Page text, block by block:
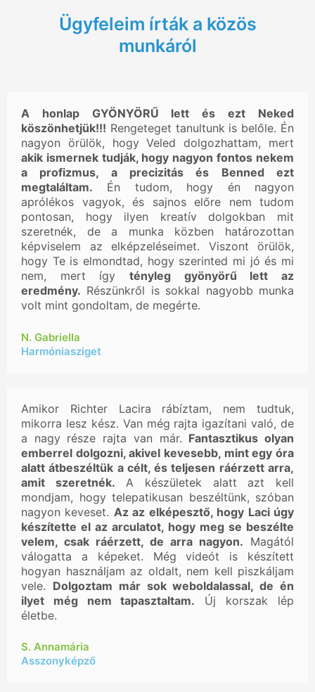
Ügyfeleim írták a közös
munkáról
A honlap GYÖNYÖRŰ lett és ezt Neked
köszönhetjük!!! Rengeteget tanultunk is belőle. Én
nagyon örülök, hogy Veled dolgozhattam, mert
akik ismernek tudják, hogy nagyon fontos nekem
a profizmus, a precizitás és Benned ezt
megtaláltam. Én tudom, hogy én nagyon
aprólékos vagyok, és sajnos előre nem tudom
pontosan, hogy ilyen kreatív dolgokban mit
szeretnék, de a munka közben határozottan
képviselem az elképzeléseimet. Viszont örülök,
hogy Te is elmondtad, hogy szerinted mi jó és mi
nem, mert így tényleg gyönyörű lett az
eredmény. Részünkről is sokkal nagyobb munka
volt mint gondoltam, de megérte.
N. Gabriella
Harmóniasziget
Amikor Richter Lacira rábíztam, nem tudtuk,
mikorra lesz kész. Van még rajta igazítani való, de
a nagy része rajta van már. Fantasztikus olyan
emberrel dolgozni, akivel kevesebb, mint egy óra
alatt átbeszéltük a célt, és teljesen ráérzett arra,
amit szeretnék. A készületek alatt azt kell
mondjam, hogy telepatikusan beszéltünk, szóban
nagyon keveset. Az az elképesztő, hogy Laci úgy
készítette el az arculatot, hogy meg se beszélte
velem, csak ráérzett, de arra nagyon. Magától
válogatta a képeket. Még videót is készített
hogyan használjam az oldalt, nem kell piszkáljam
vele. Dolgoztam már sok weboldalassal, de én
ilyet még nem tapasztaltam. Új korszak lép
életbe.
S. Annamária
Asszonyképző